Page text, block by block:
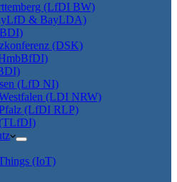
(LfDI BW)
& BayLDA)
(DSK)
(LfD NI)
(LDI NRW)
(LfDI RLP)
(IoT)